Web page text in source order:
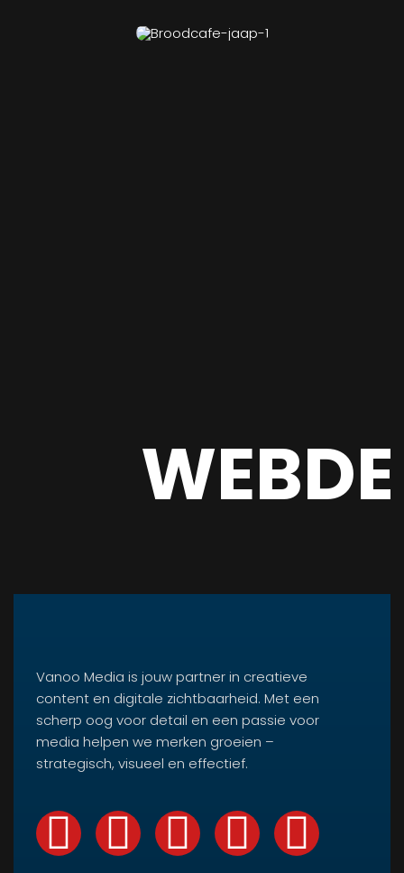
Vanoo Media is jouw partner in creatieve
content en digitale zichtbaarheid. Met een
scherp oog voor detail en een passie voor
media helpen we merken groeien –
strategisch, visueel en effectief.